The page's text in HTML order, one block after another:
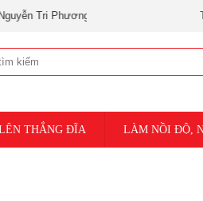
và 3 tháng 2 )
THẮNG ĐĨA LÀM NỒI ĐỘ,